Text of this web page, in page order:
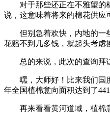
对于那些还正在不雅望的棉
说，这意味着将来的棉花供应
但别急着欢快，内地的一些
花赔不到几多钱，就起头考虑
总的来说，此次的查询拜访
嘿，大师好！比来我们国度
年全国植棉意向面积达到了
再来看看黄河道域，植棉意